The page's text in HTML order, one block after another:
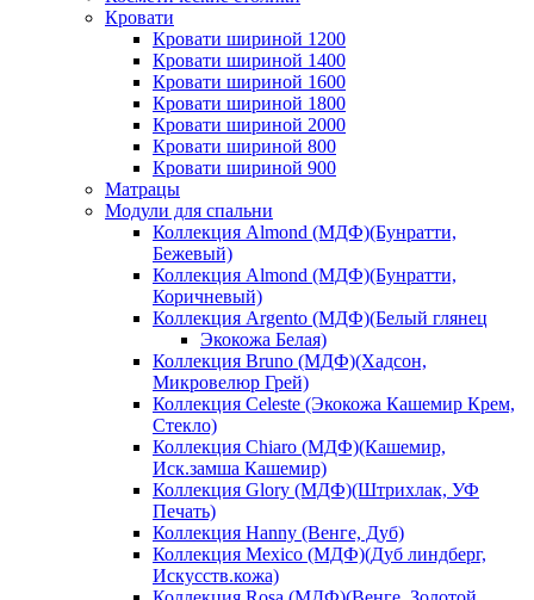
Кровати
Кровати шириной 1200
Кровати шириной 1400
Кровати шириной 1600
Кровати шириной 1800
Кровати шириной 2000
Кровати шириной 800
Кровати шириной 900
Матрацы
Модули для спальни
Коллекция Almond (МДФ)(Бунратти,
Бежевый)
Коллекция Almond (МДФ)(Бунратти,
Коричневый)
Коллекция Argento (МДФ)(Белый глянец
Экокожа Белая)
Коллекция Bruno (МДФ)(Хадсон,
Микровелюр Грей)
Коллекция Celeste (Экокожа Кашемир Крем,
Стекло)
Коллекция Chiaro (МДФ)(Кашемир,
Иск.замша Кашемир)
Коллекция Glory (МДФ)(Штрихлак, УФ
Печать)
Коллекция Hanny (Венге, Дуб)
Коллекция Mexico (МДФ)(Дуб линдберг,
Искусств.кожа)